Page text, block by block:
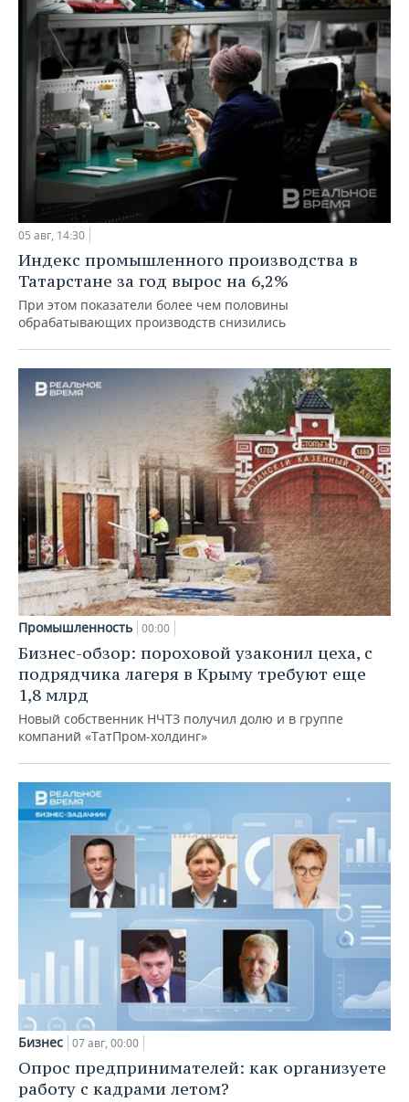
05 авг, 14:30
Индекс промышленного производства в
Татарстане за год вырос на 6,2%
При этом показатели более чем половины
обрабатывающих производств снизились
Промышленность 00:00
Бизнес-обзор: пороховой узаконил цеха, с
подрядчика лагеря в Крыму требуют еще
1,8 млрд
Новый собственник НЧТЗ получил долю и в группе
компаний «ТатПром-холдинг»
Бизнес 07 авг, 00:00
Опрос предпринимателей: как организуете
работу с кадрами летом?